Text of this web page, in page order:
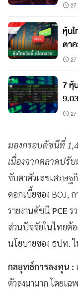
หุ้นไทย
ตา
7 หุ้นชิ้
มองกรอบดัชนีที่
เนื่องจากตลาดปรั
จับตาตัวเลขเศรษ
ดอกเบี้ยของ BOJ,
รายงานดัชนี PCE ร
ส่วนปัจจัยในไทยต้อ
นโยบายของ ธปท.
กลยุทธ์การลงทุน :
ตัวลงมามาก โดยเ